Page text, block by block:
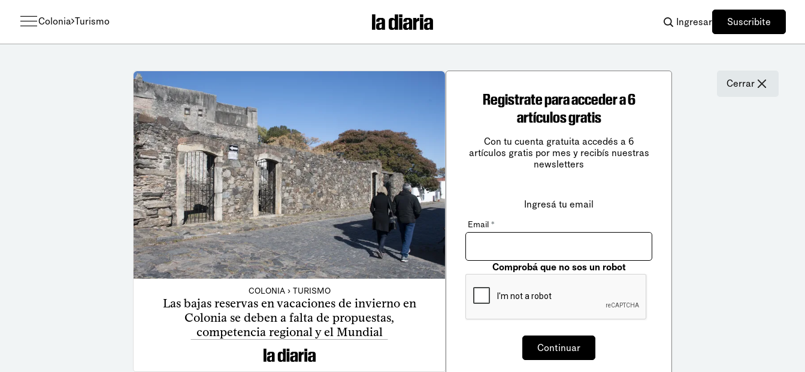
Colonia Turismo Ingresar Suscribite
COLONIA › TURISMO
Las bajas reservas en vacaciones de invierno en
Colonia se deben a falta de propuestas,
competencia regional y el Mundial
Cerrar
Registrate para acceder a 6
artículos gratis
Con tu cuenta gratuita accedés a 6
artículos gratis por mes y recibís nuestras
newsletters
Ingresá tu email
Email *
Comprobá que no sos un robot